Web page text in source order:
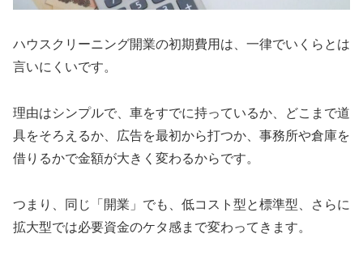
ハウスクリーニング開業の初期費用は、一律でいくらとは
言いにくいです。
理由はシンプルで、車をすでに持っているか、どこまで道
具をそろえるか、広告を最初から打つか、事務所や倉庫を
借りるかで金額が大きく変わるからです。
つまり、同じ「開業」でも、低コスト型と標準型、さらに
拡大型では必要資金のケタ感まで変わってきます。